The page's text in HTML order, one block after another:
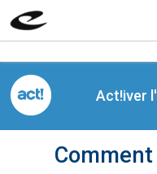
Act!iver